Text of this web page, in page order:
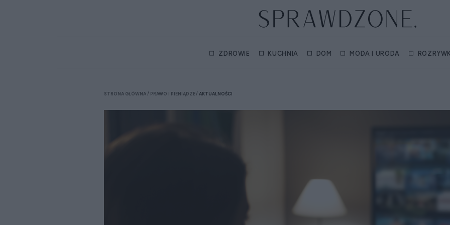
ZDROWIE KUCHNIA DOM MODA I URODA
STRONA GŁÓWNA PRAWO I PIENIĄDZE AKTUALNOŚCI